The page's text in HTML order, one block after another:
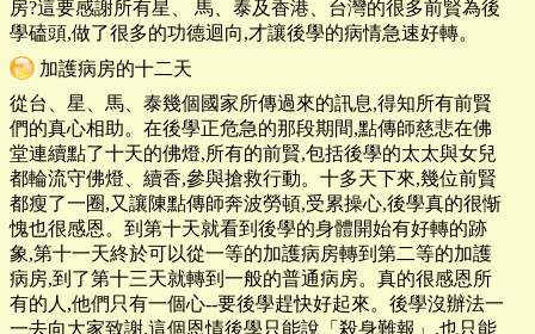
房?這要感謝所有星、 馬、泰及香港、台灣的很多前賢為後
學磕頭,做了很多的功德迴向,才讓後學的病情急速好轉。
加護病房的十二天
從台、星、馬、泰幾個國家所傳過來的訊息,得知所有前賢
們的真心相助。在後學正危急的那段期間,點傳師慈悲在佛
堂連續點了十天的佛燈,所有的前賢,包括後學的太太與女兒
都輪流守佛燈、續香,參與搶救行動。十多天下來,幾位前賢
都瘦了一圈,又讓陳點傳師奔波勞頓,受累操心,後學真的很惭
愧也很感恩。到第十天就看到後學的身體開始有好轉的跡
象,第十一天終於可以從一等的加護病房轉到第二等的加護
病房,到了第十三天就轉到一般的普通病房。真的很感恩所
有的人,他們只有一個心--要後學趕快好起來。後學沒辦法一
一去向大家致謝,這個恩情後學只能說「殺身難報」,也只能